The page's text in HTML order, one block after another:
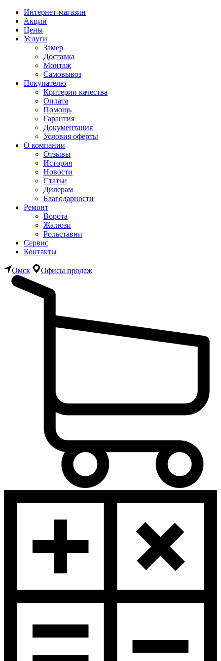
Интернет-магазин
Акции
Цены
Услуги
Замер
Доставка
Монтаж
Самовывоз
Покупателю
Критерии качества
Оплата
Помощь
Гарантия
Документация
Условия оферты
О компании
Отзывы
История
Новости
Статьи
Дилерам
Благодарности
Ремонт
Ворота
Жалюзи
Рольставни
Сервис
Контакты
Омск Офисы продаж